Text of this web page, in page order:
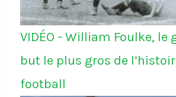
VIDÉO - William Foulke, le
but le plus gros de
football